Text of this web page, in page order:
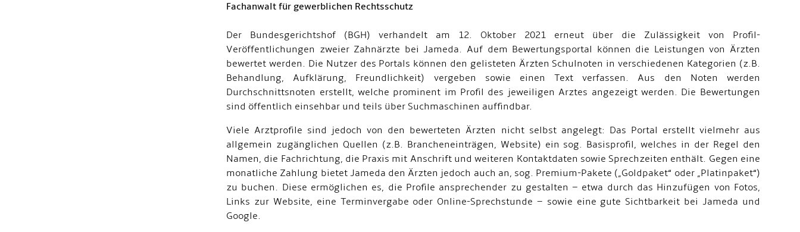
Fachanwalt für gewerblichen Rechtsschutz
Der Bundesgerichtshof (BGH) verhandelt am 12. Oktober 2021 erneut über die Zulässigkeit von Profil-
Veröffentlichungen zweier Zahnärzte bei Jameda. Auf dem Bewertungsportal können die Leistungen von Ärzten
bewertet werden. Die Nutzer des Portals können den gelisteten Ärzten Schulnoten in verschiedenen Kategorien (z.B.
Behandlung, Aufklärung, Freundlichkeit) vergeben sowie einen Text verfassen. Aus den Noten werden
Durchschnittsnoten erstellt, welche prominent im Profil des jeweiligen Arztes angezeigt werden. Die Bewertungen
sind öffentlich einsehbar und teils über Suchmaschinen auffindbar.
Viele Arztprofile sind jedoch von den bewerteten Ärzten nicht selbst angelegt: Das Portal erstellt vielmehr aus
allgemein zugänglichen Quellen (z.B. Brancheneinträgen, Website) ein sog. Basisprofil, welches in der Regel den
Namen, die Fachrichtung, die Praxis mit Anschrift und weiteren Kontaktdaten sowie Sprechzeiten enthält. Gegen eine
monatliche Zahlung bietet Jameda den Ärzten jedoch auch an, sog. Premium-Pakete („Goldpaket“ oder „Platinpaket“)
zu buchen. Diese ermöglichen es, die Profile ansprechender zu gestalten – etwa durch das Hinzufügen von Fotos,
Links zur Website, eine Terminvergabe oder Online-Sprechstunde – sowie eine gute Sichtbarkeit bei Jameda und
Google.